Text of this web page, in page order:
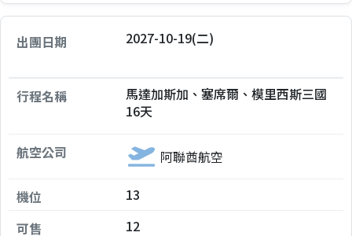
2027-10-19(二)
馬達加斯加、塞席爾、模里西斯三國
16天
阿聯酋航空
13
12